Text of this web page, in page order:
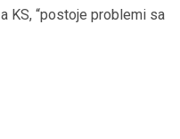
KS, “postoje problemi sa